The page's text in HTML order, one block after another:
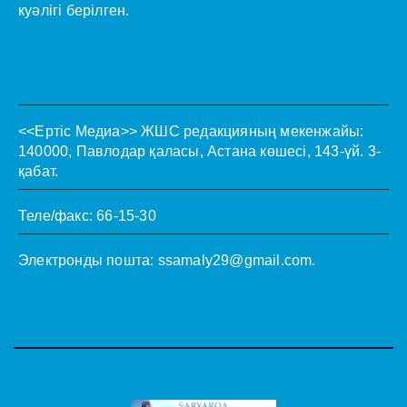
куәлігі берілген.
<<Ертіс Медиа>> ЖШС редакцияның мекенжайы:
140000, Павлодар қаласы, Астана көшесі, 143-үй. 3-
қабат.
Теле/факс: 66-15-30
Электронды пошта: ssamaly29@gmail.com.